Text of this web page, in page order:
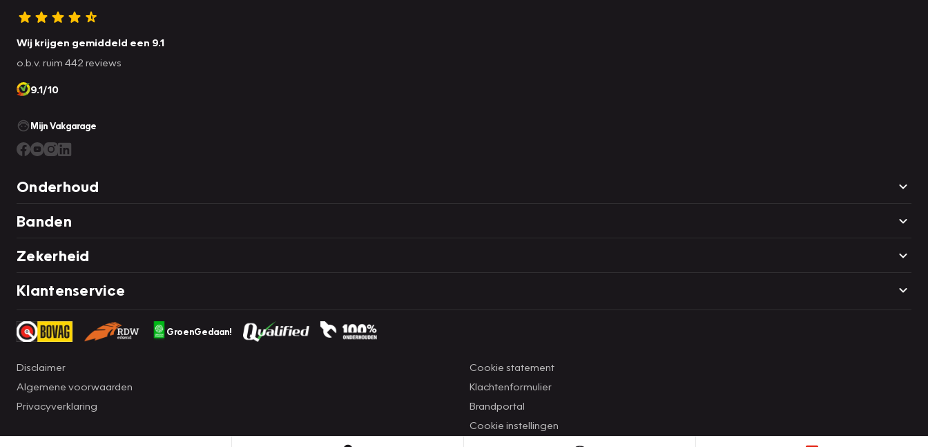
Wij krijgen gemiddeld een 9.1
o.b.v. ruim 442 reviews
9.1/10
Mijn Vakgarage
Onderhoud
Banden
Zekerheid
Klantenservice
GroenGedaan!
Disclaimer
Algemene voorwaarden
Privacyverklaring
Cookie statement
Klachtenformulier
Brandportal
Cookie instellingen